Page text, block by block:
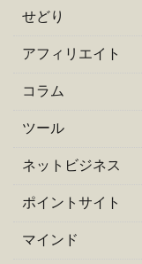
せどり
アフィリエイト
コラム
ツール
ネットビジネス
ポイントサイト
マインド